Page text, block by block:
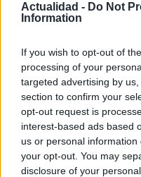
Actualidad - Do Not
Information
If you wish to opt-out of
processing of your
targeted advertising by
section to confirm your
opt-out request is
interest-based ads based
us or personal
your opt-out. You may
disclosure of your
17 mayo, 2020
17 mayo, 2020
Ninja
anuncio
de por
17 mayo, 2020